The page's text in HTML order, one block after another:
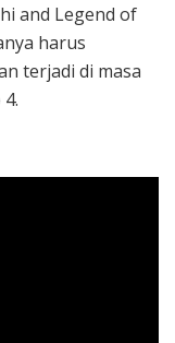
and Legend of
harus
terjadi di masa